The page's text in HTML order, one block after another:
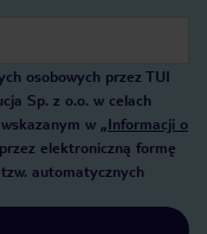
osobowych przez TUI
Sp. z o.o. w celach
w „Informacji o
elektroniczną formę
automatycznych